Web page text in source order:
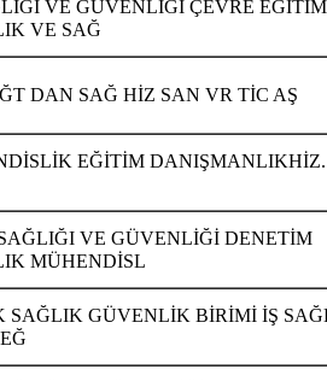
VE GÜVENLİĞİ ÇEVRE EĞİTİM
VE SAĞ
DAN SAĞ HİZ SAN VR TİC AŞ
EĞİTİM
VE GÜVENLİĞİ DENETİM
MÜHENDİSL
SAĞLIK GÜVENLİK BİRİMİ İŞ